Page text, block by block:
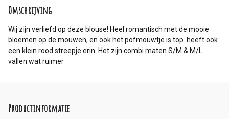
Omschrijving
Wij zijn verliefd op deze blouse! Heel romantisch met de mooie
bloemen op de mouwen, en ook het pofmouwtje is top. heeft ook
een klein rood streepje erin. Het zijn combi maten S/M & M/L
vallen wat ruimer
Productinformatie